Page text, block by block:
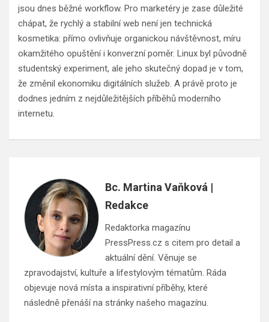
jsou dnes běžné workflow. Pro marketéry je zase důležité
chápat, že rychlý a stabilní web není jen technická
kosmetika: přímo ovlivňuje organickou návštěvnost, míru
okamžitého opuštění i konverzní poměr. Linux byl původně
studentský experiment, ale jeho skutečný dopad je v tom,
že změnil ekonomiku digitálních služeb. A právě proto je
dodnes jedním z nejdůležitějších příběhů moderního
internetu.
Bc. Martina Vaňková |
Redakce
Redaktorka magazínu
PressPress.cz s citem pro detail a
aktuální dění. Věnuje se
zpravodajství, kultuře a lifestylovým tématům. Ráda
objevuje nová místa a inspirativní příběhy, které
následně přenáší na stránky našeho magazínu.